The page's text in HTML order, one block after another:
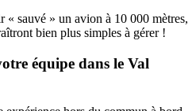
« sauvé » un avion à 10 000 mètres,
bien plus simples à gérer !
équipe dans le Val